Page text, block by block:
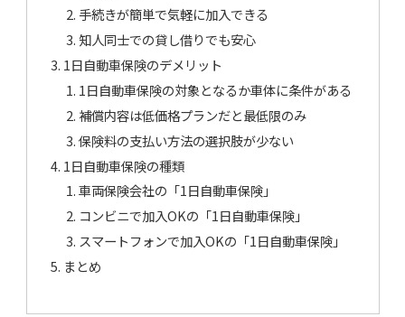
手続きが簡単で気軽に加入できる
知人同士での貸し借りでも安心
1日自動車保険のデメリット
1日自動車保険の対象となるか車体に条件がある
補償内容は低価格プランだと最低限のみ
保険料の支払い方法の選択肢が少ない
1日自動車保険の種類
車両保険会社の「1日自動車保険」
コンビニで加入OKの「1日自動車保険」
スマートフォンで加入OKの「1日自動車保険」
まとめ